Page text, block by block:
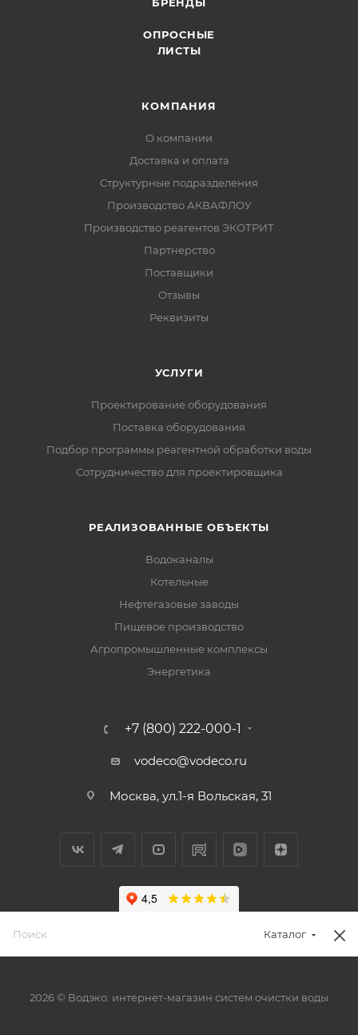
БРЕНДЫ
ОПРОСНЫЕ
ЛИСТЫ
КОМПАНИЯ
О компании
Доставка и оплата
Структурные подразделения
Производство АКВАФЛОУ
Производство реагентов ЭКОТРИТ
Партнерство
Поставщики
Отзывы
Реквизиты
УСЛУГИ
Проектирование оборудования
Поставка оборудования
Подбор программы реагентной обработки воды
Сотрудничество для проектировщика
РЕАЛИЗОВАННЫЕ ОБЪЕКТЫ
Водоканалы
Котельные
Нефтегазовые заводы
Пищевое производство
Агропромышленные комплексы
Энергетика
+7 (800) 222-000-1
vodeco@vodeco.ru
Москва, ул.1-я Вольская, 31
2026 © Водэко: интернет-магазин систем очистки воды
Каталог